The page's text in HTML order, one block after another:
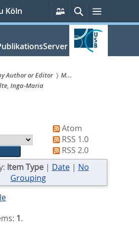
Köln
Persönliche
Services
SucheMenü
Author or Editor
M...
Inga-Maria
Atom
RSS 1.0
RSS 2.0
Item Type| Date| No
Grouping
1.